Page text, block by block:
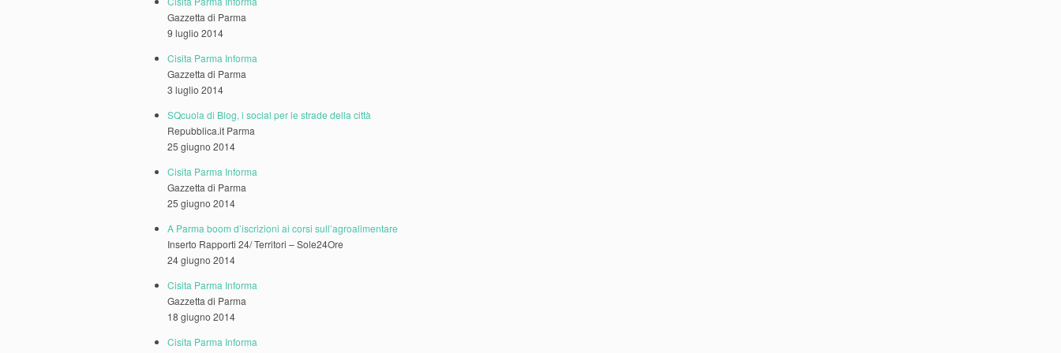
Gazzetta di Parma
9 luglio 2014
Cisita Parma Informa
Gazzetta di Parma
3 luglio 2014
SQcuola di Blog, i social per le strade della città
Repubblica.it Parma
25 giugno 2014
Cisita Parma Informa
Gazzetta di Parma
25 giugno 2014
A Parma boom d’iscrizioni ai corsi sull’agroalimentare
Inserto Rapporti 24/ Territori – Sole24Ore
24 giugno 2014
Cisita Parma Informa
Gazzetta di Parma
18 giugno 2014
Cisita Parma Informa